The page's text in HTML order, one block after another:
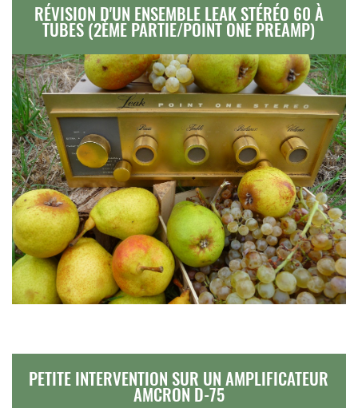
RÉVISION D'UN ENSEMBLE LEAK STÉRÉO 60 À
TUBES (2ÈME PARTIE/POINT ONE PREAMP)
PETITE INTERVENTION SUR UN AMPLIFICATEUR
AMCRON D-75